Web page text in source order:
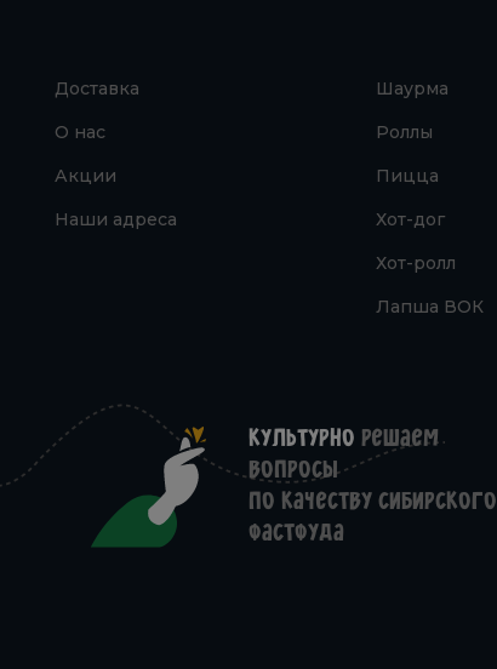
Доставка
О нас
Акции
Наши адреса
Шаурма
Роллы
Пицца
Хот-дог
Хот-ролл
Лапша ВОК
Культурно решаем
вопросы
по качеству Сибирского
фастфуда